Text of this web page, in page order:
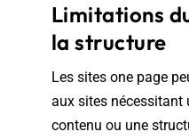
Limitations
la structure
Les sites one page
aux sites nécessitant
contenu ou une